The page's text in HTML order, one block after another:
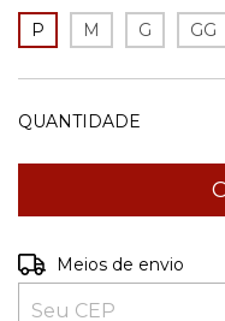
P
M G GG
QUANTIDADE
Entregas para o CEP:
Meios de envio